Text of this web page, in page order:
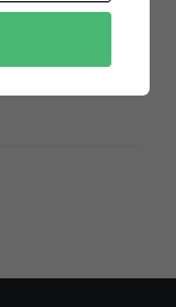
Product